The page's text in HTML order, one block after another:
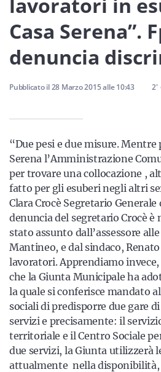
Servizi
nostra newsletter
Iscriviti
Casa Serena”.
denuncia
Pubblicato il28 Marzo 2015alle10:43 2'
“Due pesi e due misure. Mentre
Serena l’Amministrazione
per trovare una collocazione ,
fatto per gli esuberi negli altri
Clara Crocè Segretario Generale
denuncia del segretario Crocè è
stato assunto dall’assessore
Mantineo, e dal sindaco,
lavoratori. Apprendiamo
che la Giunta Municipale ha
la quale si conferisce mandato
sociali di predisporre due gare
servizi e precisamente: il
territoriale e il Centro Sociale
due servizi, la Giunta utilizzerà
attualmente nella